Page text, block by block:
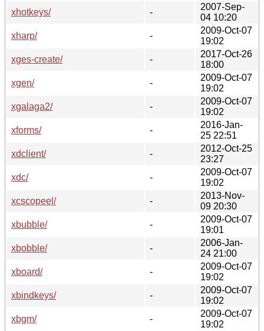
xhotkeys/ -
2007-Sep-
04 10:20
xharp/
-
2009-Oct-07
19:02
xges-create/
-
2017-Oct-26
18:00
xgen/
-
2009-Oct-07
19:02
xgalaga2/
-
2009-Oct-07
19:02
xforms/
-
2016-Jan-
25 22:51
xdclient/
-
2012-Oct-25
23:27
xdc/
-
2009-Oct-07
19:02
xcscopeel/
-
2013-Nov-
09 20:30
xbubble/
-
2009-Oct-07
19:01
xbobble/
-
2006-Jan-
24 21:00
xboard/
-
2009-Oct-07
19:02
xbindkeys/
-
2009-Oct-07
19:02
xbgm/
-
2009-Oct-07
19:02